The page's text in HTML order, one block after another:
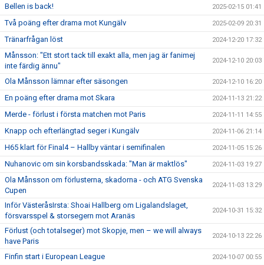
Bellen is back! 2025-02-15 01:41
Två poäng efter drama mot Kungälv 2025-02-09 20:31
Tränarfrågan löst 2024-12-20 17:32
Månsson: "Ett stort tack till exakt alla, men jag är fanimej
inte färdig ännu"
2024-12-10 20:03
Ola Månsson lämnar efter säsongen 2024-12-10 16:20
En poäng efter drama mot Skara 2024-11-13 21:22
Merde - förlust i första matchen mot Paris 2024-11-11 14:55
Knapp och efterlängtad seger i Kungälv 2024-11-06 21:14
H65 klart för Final4 – Hallby väntar i semifinalen 2024-11-05 15:26
Nuhanovic om sin korsbandsskada: "Man är maktlös" 2024-11-03 19:27
Ola Månsson om förlusterna, skadorna - och ATG Svenska
Cupen
2024-11-03 13:29
Inför VästeråsIrsta: Shoai Hallberg om Ligalandslaget,
försvarsspel & storsegern mot Aranäs
2024-10-31 15:32
Förlust (och totalseger) mot Skopje, men – we will always
have Paris
2024-10-13 22:26
Finfin start i European League 2024-10-07 00:55